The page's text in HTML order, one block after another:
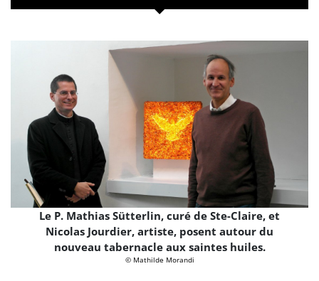
Le P. Mathias Sütterlin, curé de Ste-Claire, et
Nicolas Jourdier, artiste, posent autour du
nouveau tabernacle aux saintes huiles.
© Mathilde Morandi